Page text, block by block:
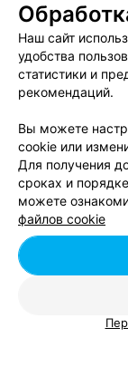
Окрашивание
Минске
Наш сайт
удобства
статистики и
рекомендаций.
Вы можете
cookie или
Для получения
сроках и
можете
файлов cookie